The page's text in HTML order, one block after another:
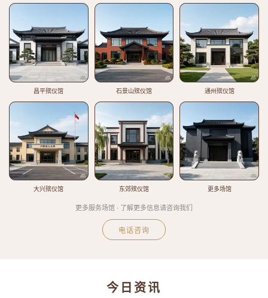
昌平殡仪馆 石景山殡仪馆 通州殡仪馆
大兴殡仪馆 东郊殡仪馆 更多场馆
更多服务场馆 · 了解更多信息请咨询我们
电话咨询
今日资讯